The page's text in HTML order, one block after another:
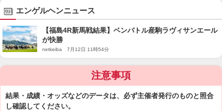
エンゲルヘンニュース
【福島4R新馬戦結果】ベンバトル産駒ラヴィサンエール
が快勝
netkeiba 7月12日 11時54分
注意事項
結果・成績・オッズなどのデータは、必ず主催者発行のものと照合
し確認してください。